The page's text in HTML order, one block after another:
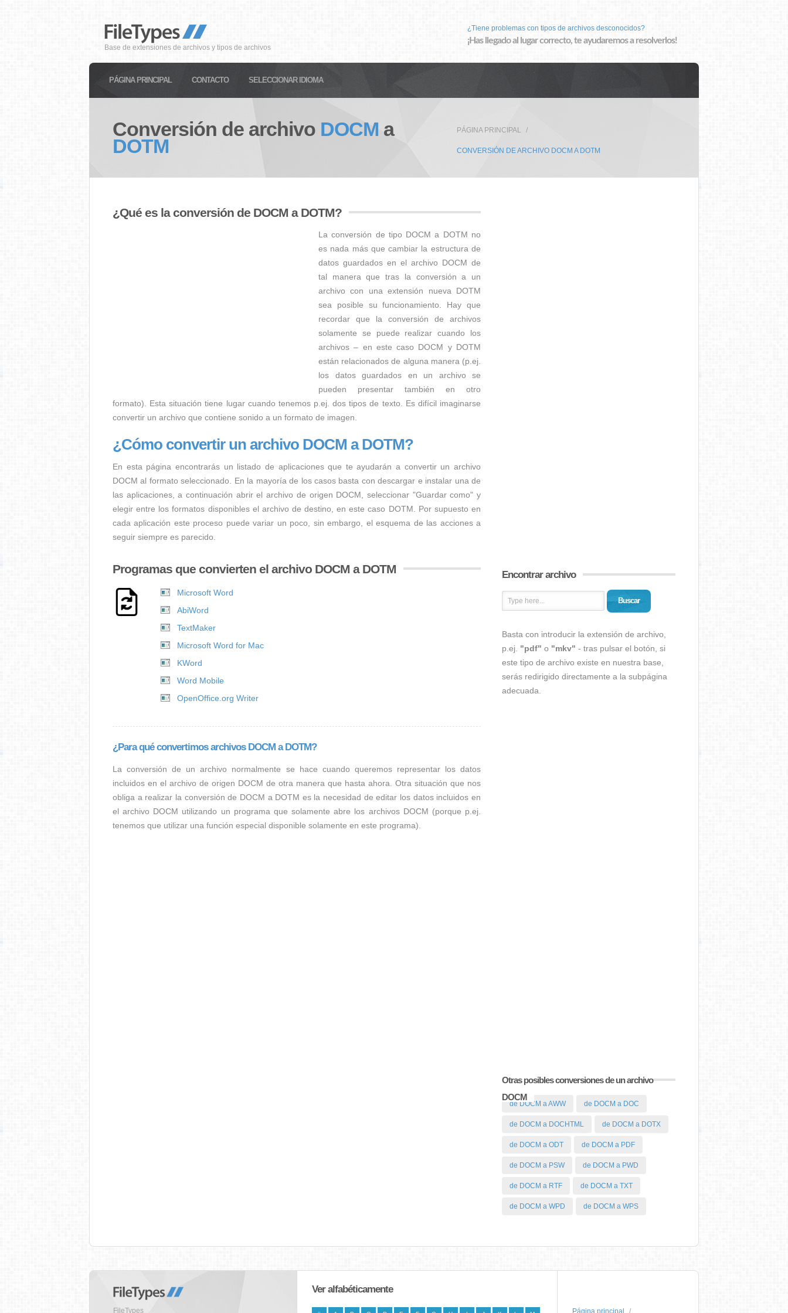
Base de extensiones de archivos y tipos de archivos
¿Tiene problemas con tipos de archivos desconocidos?
¡Has llegado al lugar correcto, te ayudaremos a resolverlos!
PÁGINA PRINCIPAL CONTACTO SELECCIONAR IDIOMA
Conversión de archivo DOCM a
DOTM
PÁGINA PRINCIPAL
CONVERSIÓN DE ARCHIVO DOCM A DOTM
¿Qué es la conversión de DOCM a DOTM?
La conversión de tipo DOCM a DOTM no
es nada más que cambiar la estructura de
datos guardados en el archivo DOCM de
tal manera que tras la conversión a un
archivo con una extensión nueva DOTM
sea posible su funcionamiento. Hay que
recordar que la conversión de archivos
solamente se puede realizar cuando los
archivos – en este caso DOCM y DOTM
están relacionados de alguna manera (p.ej.
los datos guardados en un archivo se
pueden presentar también en otro
formato). Esta situación tiene lugar cuando tenemos p.ej. dos tipos de texto. Es difícil imaginarse
convertir un archivo que contiene sonido a un formato de imagen.
¿Cómo convertir un archivo DOCM a DOTM?
En esta página encontrarás un listado de aplicaciones que te ayudarán a convertir un archivo
DOCM al formato seleccionado. En la mayoría de los casos basta con descargar e instalar una de
las aplicaciones, a continuación abrir el archivo de origen DOCM, seleccionar "Guardar como" y
elegir entre los formatos disponibles el archivo de destino, en este caso DOTM. Por supuesto en
cada aplicación este proceso puede variar un poco, sin embargo, el esquema de las acciones a
seguir siempre es parecido.
Programas que convierten el archivo DOCM a DOTM
Microsoft Word
AbiWord
TextMaker
Microsoft Word for Mac
KWord
Word Mobile
OpenOffice.org Writer
¿Para qué convertimos archivos DOCM a DOTM?
La conversión de un archivo normalmente se hace cuando queremos representar los datos
incluidos en el archivo de origen DOCM de otra manera que hasta ahora. Otra situación que nos
obliga a realizar la conversión de DOCM a DOTM es la necesidad de editar los datos incluidos en
el archivo DOCM utilizando un programa que solamente abre los archivos DOCM (porque p.ej.
tenemos que utilizar una función especial disponible solamente en este programa).
Encontrar archivo
Buscar
Basta con introducir la extensión de archivo,
p.ej. "pdf" o "mkv" - tras pulsar el botón, si
este tipo de archivo existe en nuestra base,
serás redirigido directamente a la subpágina
adecuada.
Otras posibles conversiones de un archivo
DOCM
de DOCM a AWW de DOCM a DOC
de DOCM a DOCHTML de DOCM a DOTX
de DOCM a ODT de DOCM a PDF
de DOCM a PSW de DOCM a PWD
de DOCM a RTF de DOCM a TXT
de DOCM a WPD de DOCM a WPS
FileTypes
Ver alfabéticamente
Página principal